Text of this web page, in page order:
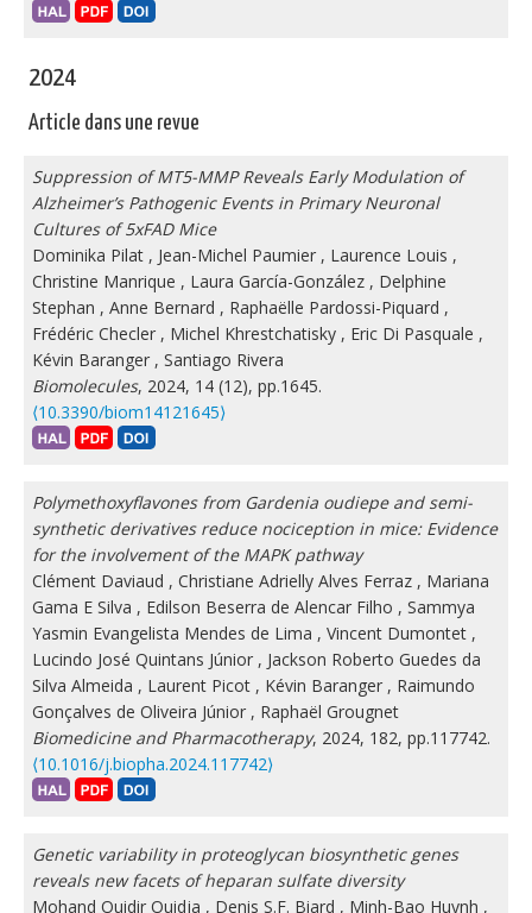
2024
Article dans une revue
Suppression of MT5-MMP Reveals Early Modulation of
Alzheimer’s Pathogenic Events in Primary Neuronal
Cultures of 5xFAD Mice
Dominika Pilat , Jean-Michel Paumier , Laurence Louis ,
Christine Manrique , Laura García-González , Delphine
Stephan , Anne Bernard , Raphaëlle Pardossi-Piquard ,
Frédéric Checler , Michel Khrestchatisky , Eric Di Pasquale ,
Kévin Baranger , Santiago Rivera
Biomolecules, 2024, 14 (12), pp.1645.
⟨10.3390/biom14121645⟩
Polymethoxyflavones from Gardenia oudiepe and semi-
synthetic derivatives reduce nociception in mice: Evidence
for the involvement of the MAPK pathway
Clément Daviaud , Christiane Adrielly Alves Ferraz , Mariana
Gama E Silva , Edilson Beserra de Alencar Filho , Sammya
Yasmin Evangelista Mendes de Lima , Vincent Dumontet ,
Lucindo José Quintans Júnior , Jackson Roberto Guedes da
Silva Almeida , Laurent Picot , Kévin Baranger , Raimundo
Gonçalves de Oliveira Júnior , Raphaël Grougnet
Biomedicine and Pharmacotherapy, 2024, 182, pp.117742.
⟨10.1016/j.biopha.2024.117742⟩
Genetic variability in proteoglycan biosynthetic genes
reveals new facets of heparan sulfate diversity
Mohand Ouidir Ouidja , Denis S.F. Biard , Minh-Bao Huynh ,